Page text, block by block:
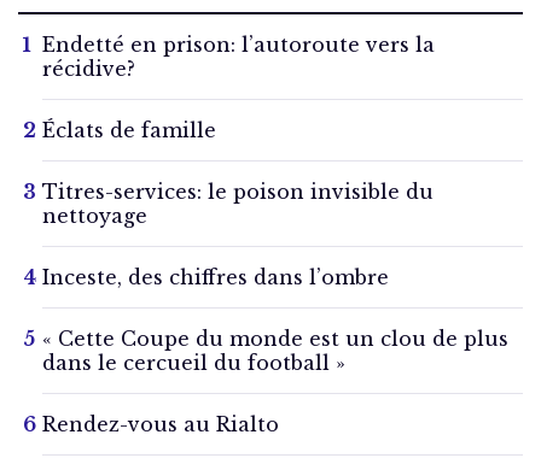
Endetté en prison: l’autoroute vers la
récidive?
Éclats de famille
Titres-services: le poison invisible du
nettoyage
Inceste, des chiffres dans l’ombre
« Cette Coupe du monde est un clou de plus
dans le cercueil du football »
Rendez-vous au Rialto